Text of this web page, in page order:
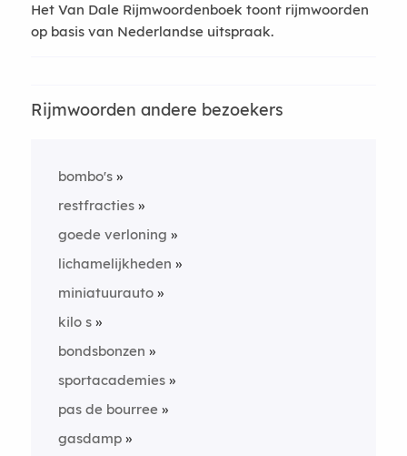
Het Van Dale Rijmwoordenboek toont rijmwoorden
op basis van Nederlandse uitspraak.
Rijmwoorden andere bezoekers
bombo's
restfracties
goede verloning
lichamelijkheden
miniatuurauto
kilo s
bondsbonzen
sportacademies
pas de bourree
gasdamp